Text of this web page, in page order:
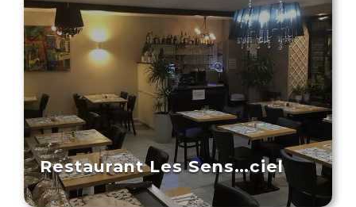
Restaurant Les Sens…ciel